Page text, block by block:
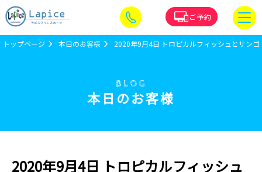
ご予約
トップページ 本日のお客様 2020年9月4日 トロピカルフィッシュとサン
BLOG
本日のお客様
2020年9月4日 トロピカルフィッシュ